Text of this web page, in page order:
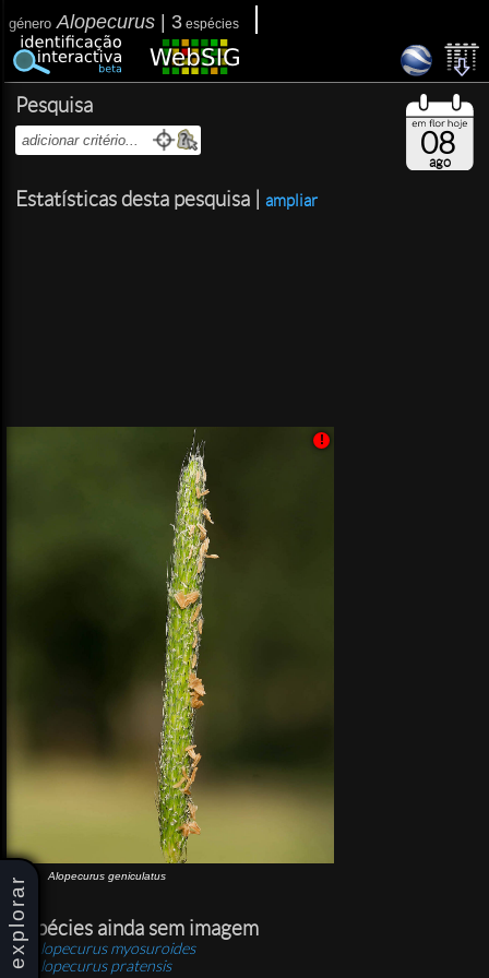
explorar
género Alopecurus 3 espécies
Pesquisa
Estatísticas desta pesquisa | ampliar
08
ago
Alopecurus geniculatus
!
Espécies ainda sem imagem
Alopecurus myosuroides
Alopecurus pratensis